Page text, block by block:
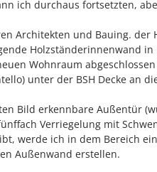
ich durchaus fortsetzten,
Architekten und Bauing. der
Holzständerinnenwand
Wohnraum
unter der BSH Decke an
Bild erkennbare Außentür
Verriegelung mit
werde ich in dem Bereich
Außenwand erstellen.